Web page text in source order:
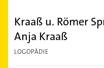
Kraaß u. Römer
Anja Kraaß
LOGOPÄDIE